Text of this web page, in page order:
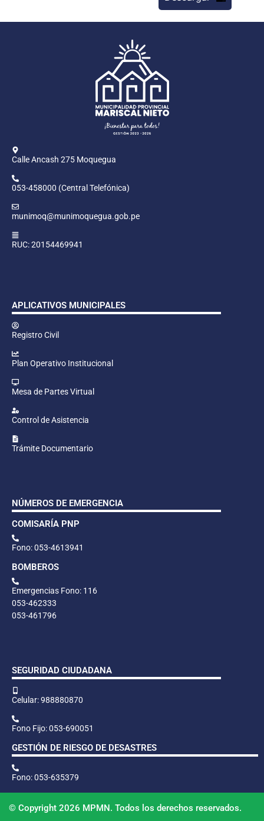
Calle Ancash 275 Moquegua
053-458000 (Central Telefónica)
munimoq@munimoquegua.gob.pe
RUC: 20154469941
APLICATIVOS MUNICIPALES
Registro Civil
Plan Operativo Institucional
Mesa de Partes Virtual
Control de Asistencia
Trámite Documentario
NÚMEROS DE EMERGENCIA
COMISARÍA PNP
Fono: 053-4613941
BOMBEROS
Emergencias Fono: 116
053-462333
053-461796
SEGURIDAD CIUDADANA
Celular: 988880870
Fono Fijo: 053-690051
GESTIÓN DE RIESGO DE DESASTRES
Fono: 053-635379
© Copyright 2026 MPMN. Todos los derechos reservados.